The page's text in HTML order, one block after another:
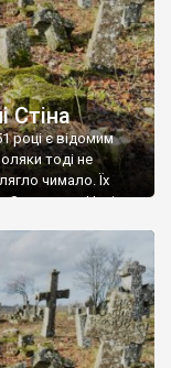
Стіна
році є відомим
тоді не
чимало. Їх
Замковим. Нині на
епітафії стер […]